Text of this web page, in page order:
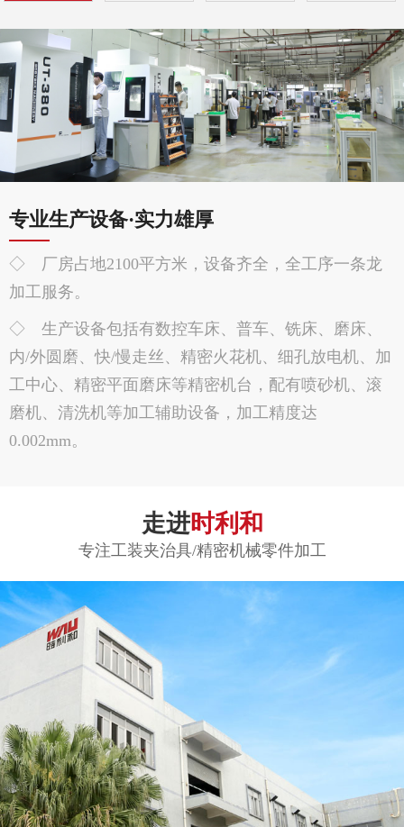
专业生产设备·实力雄厚
◇ 厂房占地2100平方米，设备齐全，全工序一条龙
加工服务。
◇ 生产设备包括有数控车床、普车、铣床、磨床、
内/外圆磨、快/慢走丝、精密火花机、细孔放电机、加
工中心、精密平面磨床等精密机台，配有喷砂机、滚
磨机、清洗机等加工辅助设备，加工精度达
0.002mm。
走进时利和
专注工装夹治具/精密机械零件加工